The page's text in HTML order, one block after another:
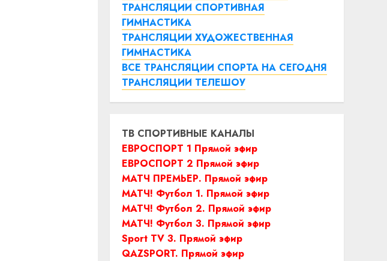
ТРАНСЛЯЦИИ СПОРТИВНАЯ
ГИМНАСТИКА
ТРАНСЛЯЦИИ ХУДОЖЕСТВЕННАЯ
ГИМНАСТИКА
ВСЕ ТРАНСЛЯЦИИ СПОРТА НА СЕГОДНЯ
ТРАНСЛЯЦИИ ТЕЛЕШОУ
ТВ СПОРТИВНЫЕ КАНАЛЫ
ЕВРОСПОРТ 1 Прямой эфир
ЕВРОСПОРТ 2 Прямой эфир
МАТЧ ПРЕМЬЕР. Прямой эфир
МАТЧ! Футбол 1. Прямой эфир
МАТЧ! Футбол 2. Прямой эфир
МАТЧ! Футбол 3. Прямой эфир
Sport TV 3. Прямой эфир
QAZSPORT. Прямой эфир